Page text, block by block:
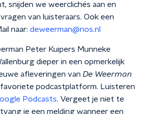
snijden we weerclichés aan en
van luisteraars. Ook een
naar: deweerman@nos.nl
Peter Kuipers Munneke
dieper in een opmerkelijk
afleveringen van De Weerman
favoriete podcastplatform. Luisteren
Podcasts. Vergeet je niet te
je een melding wanneer een